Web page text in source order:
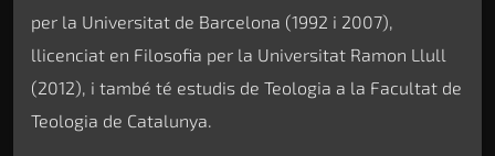
per la Universitat de Barcelona (1992 i 2007),
llicenciat en Filosofia per la Universitat Ramon Llull
(2012), i també té estudis de Teologia a la Facultat de
Teologia de Catalunya.